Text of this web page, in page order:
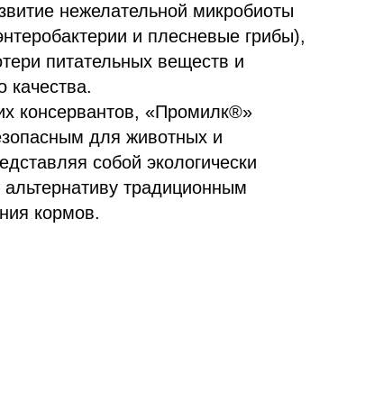
нежелательной микробиоты
и плесневые грибы),
питательных веществ и
качества.
консервантов, «Промилк®»
для животных и
собой экологически
традиционным
кормов.